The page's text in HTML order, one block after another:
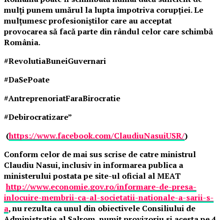
mulți punem umărul la lupta împotriva corupției. Le
mulțumesc profesioniștilor care au acceptat
provocarea să facă parte din rândul celor care schimbă
România.
#RevolutiaBuneiGuvernari
#DaSePoate
#AntreprenoriatFaraBirocratie
#Debirocratizare”
(https://www.facebook.com/ClaudiuNasuiUSR/)
Conform celor de mai sus scrise de catre ministrul
Claudiu Nasui, inclusiv in informarea publica a
ministerului postata pe site-ul oficial al MEAT
http://www.economie.gov.ro/informare-de-presa-
inlocuire-membrii-ca-al-societatii-nationale-a-sarii-s-
a, nu rezulta ca unul din obiectivele Consiliului de